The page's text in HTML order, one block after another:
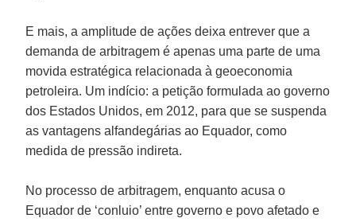
E mais, a amplitude de ações deixa entrever que a
demanda de arbitragem é apenas uma parte de uma
movida estratégica relacionada à geoeconomia
petroleira. Um indício: a petição formulada ao governo
dos Estados Unidos, em 2012, para que se suspenda
as vantagens alfandegárias ao Equador, como
medida de pressão indireta.
No processo de arbitragem, enquanto acusa o
Equador de ‘conluio’ entre governo e povo afetado e